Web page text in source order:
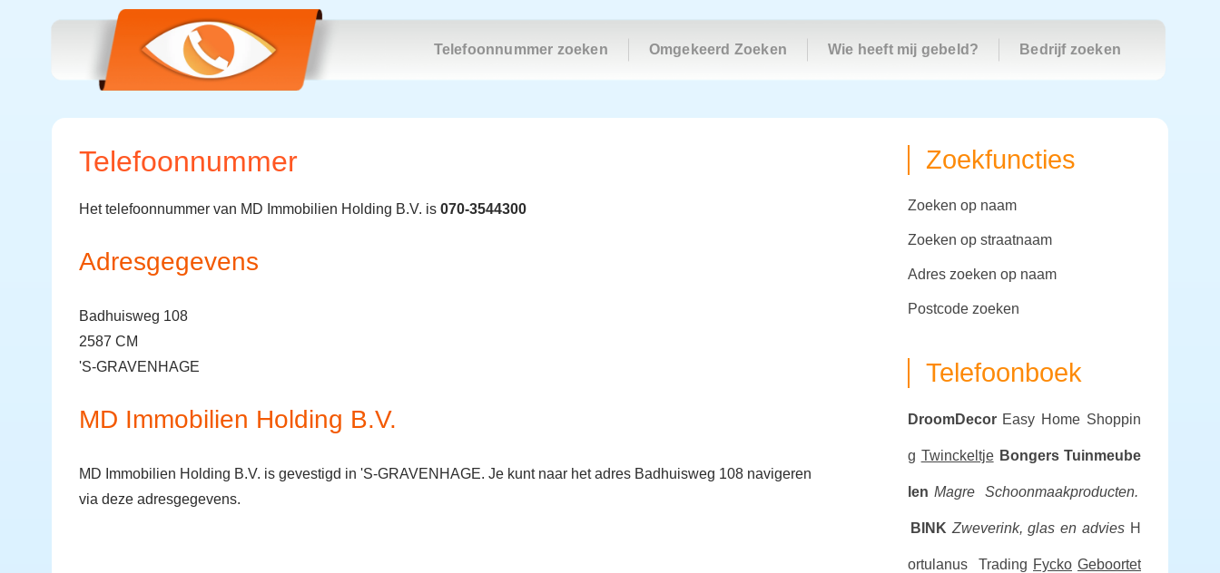
Telefoonnummer zoeken Omgekeerd Zoeken Wie heeft mij gebeld? Bedrijf zoeken
Telefoonnummer
Het telefoonnummer van MD Immobilien Holding B.V. is 070-3544300
Adresgegevens
Badhuisweg 108
2587 CM
'S-GRAVENHAGE
MD Immobilien Holding B.V.
MD Immobilien Holding B.V. is gevestigd in 'S-GRAVENHAGE. Je kunt naar het adres Badhuisweg 108 navigeren
via deze adresgegevens.
Zoekfuncties
zoeken op naam
zoeken op straatnaam
adres zoeken op naam
postcode zoeken
Telefoonboek
DroomDecor Easy Home Shoppin
g Twinckeltje Bongers Tuinmeube
len Magre Schoonmaakproducten.
BINK Zweverink, glas en advies H
ortulanus Trading Fycko Geboortet